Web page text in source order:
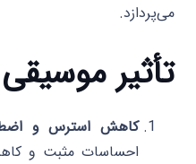
می‌پردازد.
تأثیر
کاهش استرس و
احساسات مثبت و